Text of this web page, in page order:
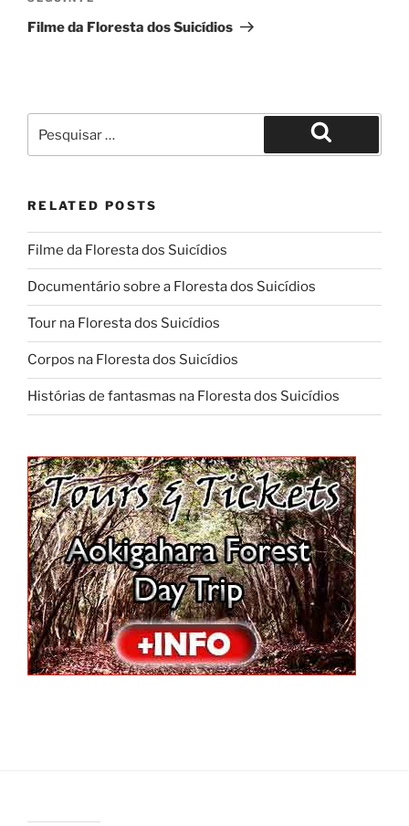
seguinte
Filme da Floresta dos Suicídios
por:
Pesquisar
RELATED POSTS
Filme da Floresta dos Suicídios
Documentário sobre a Floresta dos Suicídios
Tour na Floresta dos Suicídios
Corpos na Floresta dos Suicídios
Histórias de fantasmas na Floresta dos Suicídios